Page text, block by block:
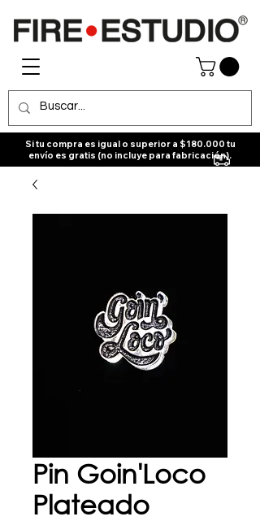
Si tu compra es igual o superior a $180.000 tu
envío es gratis (no incluye para fabricación).
Pin Goin'Loco
Plateado